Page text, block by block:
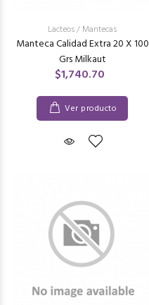
Lacteos/ Mantecas
Manteca Calidad Extra 20 X 100
Grs Milkaut
$1,740.70
Ver producto